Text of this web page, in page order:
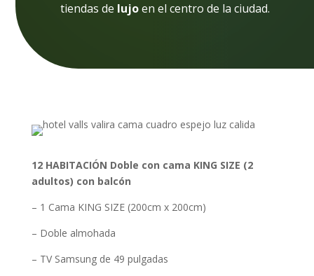
tiendas de lujoen el centro de la ciudad.
12 HABITACIÓN Doble con cama KING SIZE (2
adultos) con balcón
– 1 Cama KING SIZE (200cm x 200cm)
– Doble almohada
– TV Samsung de 49 pulgadas